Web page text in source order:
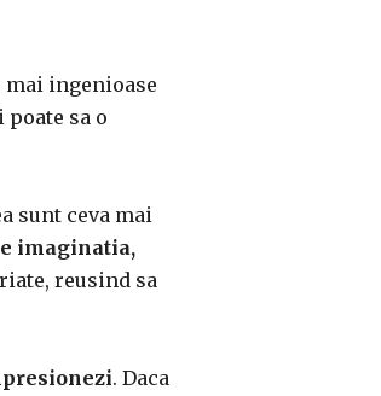
ingenioase
sa o
sunt ceva mai
imaginatia,
reusind sa
. Daca